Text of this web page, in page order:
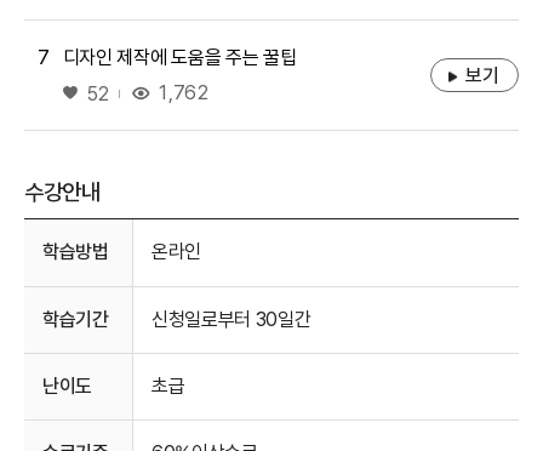
7
디자인 제작에 도움을 주는 꿀팁
좋아요
52 1,762
보기
수강안내
학습방법 온라인
학습기간 신청일로부터 30일간
난이도 초급